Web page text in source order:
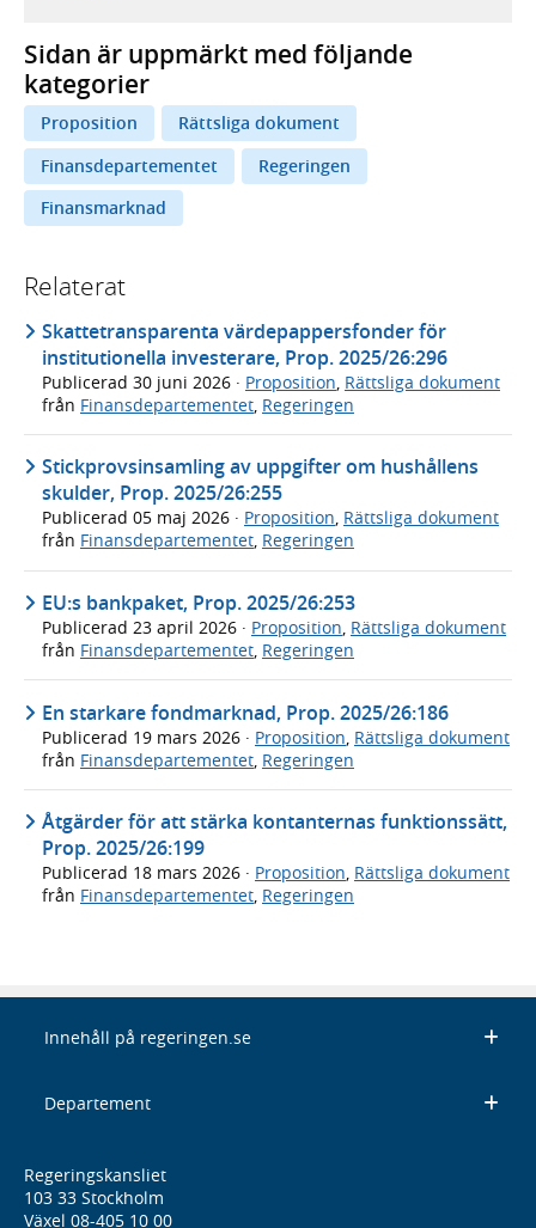
Sidan är uppmärkt med följande
kategorier
Proposition
Rättsliga dokument
Finansdepartementet
Regeringen
Finansmarknad
Relaterat
Skattetransparenta värdepappersfonder för
institutionella investerare, Prop. 2025/26:296
Publicerad 30 juni 2026 · Proposition Rättsliga dokument
från Finansdepartementet Regeringen
Stickprovsinsamling av uppgifter om hushållens
skulder, Prop. 2025/26:255
Publicerad 05 maj 2026 · Proposition, Rättsliga dokument
från Finansdepartementet, Regeringen
EU:s bankpaket, Prop. 2025/26:253
Publicerad 23 april 2026 · Proposition, Rättsliga dokument
från Finansdepartementet, Regeringen
En starkare fondmarknad, Prop. 2025/26:186
Publicerad 19 mars 2026 · Proposition Rättsliga dokument
från Finansdepartementet Regeringen
Åtgärder för att stärka kontanternas funktionssätt,
Prop. 2025/26:199
Publicerad 18 mars 2026 · Proposition, Rättsliga dokument
från Finansdepartementet, Regeringen
Innehåll på regeringen.se
Departement
Regeringskansliet
103 33 Stockholm
Växel 08-405 10 00